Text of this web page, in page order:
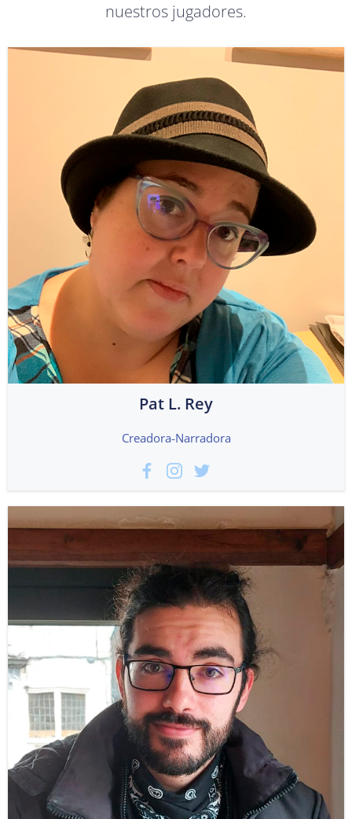
nuestros jugadores.
Pat L. Rey
Creadora-Narradora